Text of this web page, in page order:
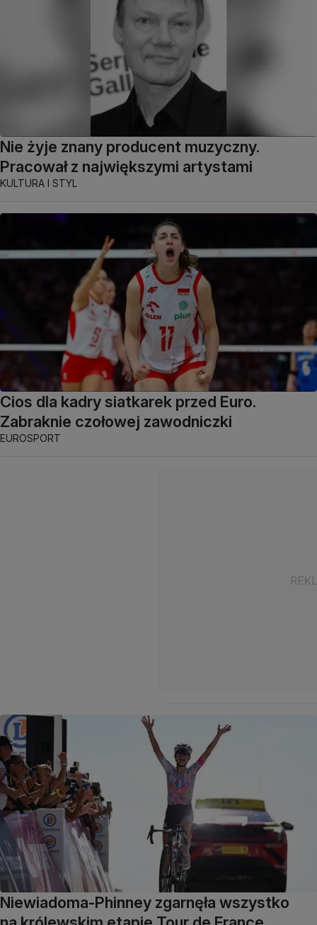
Nie żyje znany producent muzyczny.
Pracował z największymi artystami
KULTURA I STYL
Cios dla kadry siatkarek przed Euro.
Zabraknie czołowej zawodniczki
EUROSPORT
Niewiadoma-Phinney zgarnęła wszystko